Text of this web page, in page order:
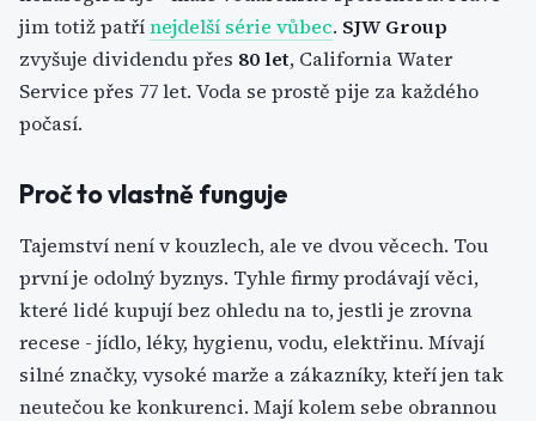
jim totiž patřínejdelší série vůbec. SJW Group
zvyšuje dividendu přes 80 let, California Water
Service přes 77 let. Voda se prostě pije za každého
počasí.
Proč to vlastně funguje
Tajemství není v kouzlech, ale ve dvou věcech. Tou
první je odolný byznys. Tyhle firmy prodávají věci,
které lidé kupují bez ohledu na to, jestli je zrovna
recese - jídlo, léky, hygienu, vodu, elektřinu. Mívají
silné značky, vysoké marže a zákazníky, kteří jen tak
neutečou ke konkurenci. Mají kolem sebe obrannou